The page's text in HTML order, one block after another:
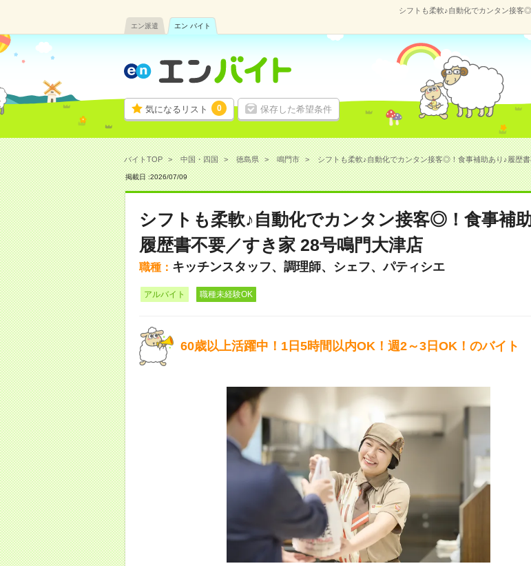
シフトも柔軟♪自動化でカンタン接客
エン派遣 エン バイト
気になるリスト 0 保存した希望条件
バイトTOP 中国・四国 徳島県 鳴門市 シフトも柔軟♪自動化でカンタン接客◎！食事補助あり♪履歴
掲載日 :2026/07/09
シフトも柔軟♪自動化でカンタン接客◎！食事補
履歴書不要／すき家 28号鳴門大津店
職種： キッチンスタッフ、調理師、シェフ、パティシエ
アルバイト 職種未経験OK
60歳以上活躍中！1日5時間以内OK！週2～3日OK！のバイト